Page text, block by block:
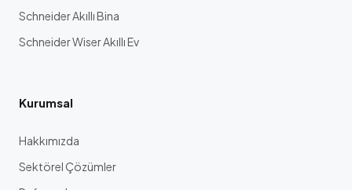
Schneider Akıllı Bina
Schneider Wiser Akıllı Ev
Kurumsal
Hakkımızda
Sektörel Çözümler